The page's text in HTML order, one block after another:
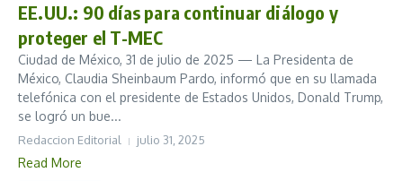
EE.UU.: 90 días para continuar diálogo y
proteger el T-MEC
Ciudad de México, 31 de julio de 2025 — La Presidenta de
México, Claudia Sheinbaum Pardo, informó que en su llamada
telefónica con el presidente de Estados Unidos, Donald Trump,
se logró un bue...
Redaccion Editorial julio 31, 2025
Read More